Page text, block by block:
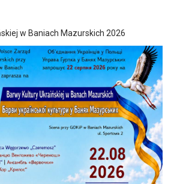
w Baniach Mazurskich 2026